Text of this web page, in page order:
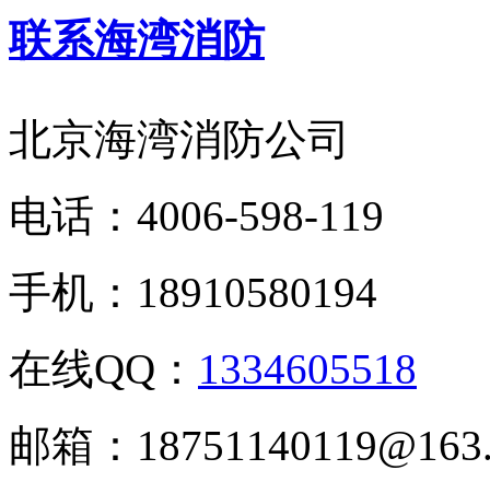
联系海湾消防
北京海湾消防公司
电话： 4006-598-119
手机： 18910580194
在线QQ： 1334605518
邮箱：